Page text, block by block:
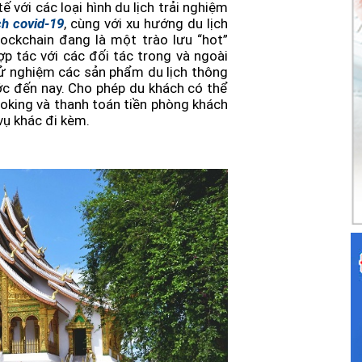
với các loại hình du lịch trải nghiệm
covid-19, cùng với xu hướng du lịch
đang là một trào lưu “hot”
tác với các đối tác trong và ngoài
nghiệm các sản phẩm du lịch thông
nay. Cho phép du khách có thể
và thanh toán tiền phòng khách
khác đi kèm.